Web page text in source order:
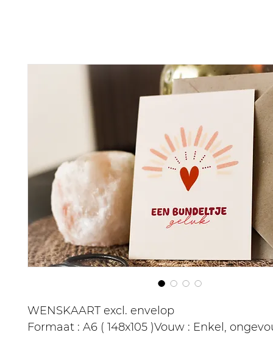
WENSKAART excl. envelop
Formaat : A6 ( 148x105 )Vouw : Enkel,